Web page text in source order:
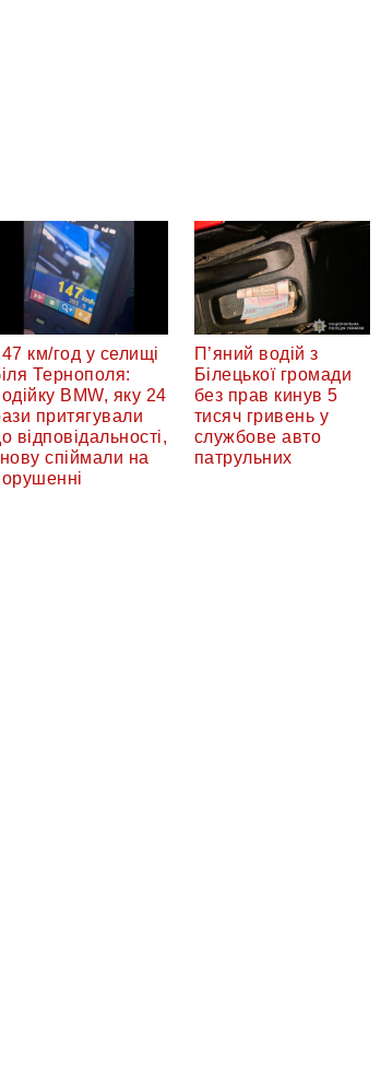
км/год у селищі
Тернополя:
BMW, яку 24
притягували
відповідальності,
спіймали на
П’яний водій з
Білецької громади
без прав кинув 5
тисяч гривень у
службове авто
патрульних